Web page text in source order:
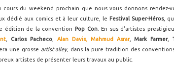
cours du weekend prochain que nous vous donnons rendez-
dédié aux comics et à leur culture, le Festival Super-Héros,
édition de la convention Pop Con. En sus d'artistes
Carlos Pacheco, Alan Davis, Mahmud Asrar,Mark Farmer,
une grosse artist alley, dans la pure tradition des
artistes de présenter leurs travaux au public.